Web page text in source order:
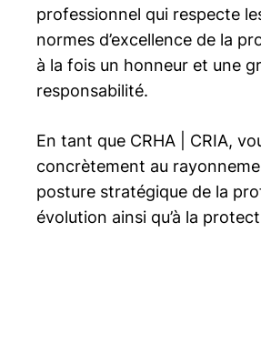
professionnel qui respecte
normes d’excellence de la
à la fois un honneur et une
responsabilité.
En tant que CRHA | CRIA,
concrètement au
posture stratégique de la
évolution ainsi qu’à la